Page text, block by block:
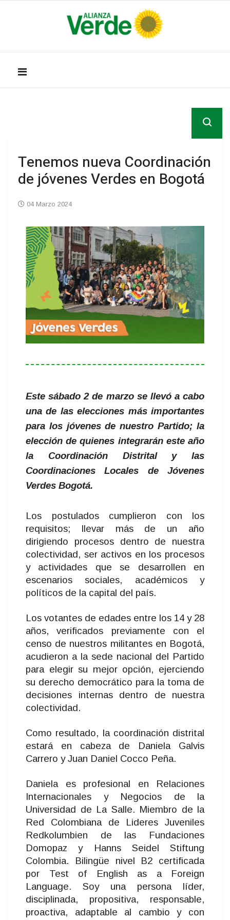
Tenemos nueva Coordinación
de jóvenes Verdes en Bogotá
04 Marzo 2024
Este sábado 2 de marzo se llevó a cabo
una de las elecciones más importantes
para los jóvenes de nuestro Partido; la
elección de quienes integrarán este año
la Coordinación Distrital y las
Coordinaciones Locales de Jóvenes
Verdes Bogotá.
Los postulados cumplieron con los
requisitos; llevar más de un año
dirigiendo procesos dentro de nuestra
colectividad, ser activos en los procesos
y actividades que se desarrollen en
escenarios sociales, académicos y
políticos de la capital del país.
Los votantes de edades entre los 14 y 28
años, verificados previamente con el
censo de nuestros militantes en Bogotá,
acudieron a la sede nacional del Partido
para elegir su mejor opción, ejerciendo
su derecho democrático para la toma de
decisiones internas dentro de nuestra
colectividad.
Como resultado, la coordinación distrital
estará en cabeza de Daniela Galvis
Carrero y Juan Daniel Cocco Peña.
Daniela es profesional en Relaciones
Internacionales y Negocios de la
Universidad de La Salle. Miembro de la
Red Colombiana de Lideres Juveniles
Redkolumbien de las Fundaciones
Domopaz y Hanns Seidel Stiftung
Colombia. Bilingüe nivel B2 certificada
por Test of English as a Foreign
Language. Soy una persona líder,
disciplinada, propositiva, responsable,
proactiva, adaptable al cambio y con